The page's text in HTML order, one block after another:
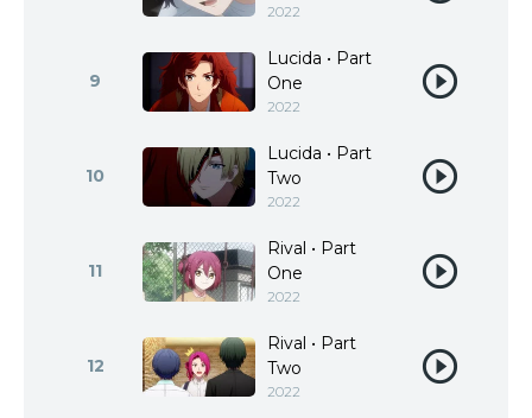
2022
9
Lucida • Part
One
2022
10
Lucida • Part
Two
2022
11
Rival • Part
One
2022
12
Rival • Part
Two
2022